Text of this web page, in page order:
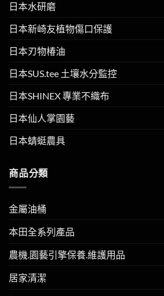
日本水研磨
日本新崎友植物傷口保護
日本刃物椿油
日本SUS.tee 土壤水分監控
日本SHINEX 專業不織布
日本仙人掌園藝
日本蜻蜓農具
商品分類
金屬油桶
本田全系列產品
農機.園藝引擎保養.維護用品
居家清潔